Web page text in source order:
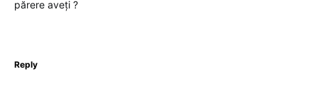
părere aveți ?
Reply